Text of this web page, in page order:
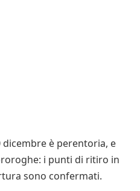
dicembre è perentoria, e
i punti di ritiro in
sono confermati.